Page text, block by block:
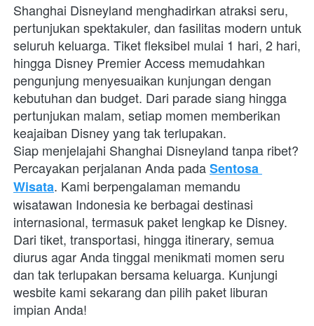
Shanghai Disneyland menghadirkan atraksi seru,
pertunjukan spektakuler, dan fasilitas modern untuk
seluruh keluarga. Tiket fleksibel mulai 1 hari, 2 hari,
hingga Disney Premier Access memudahkan
pengunjung menyesuaikan kunjungan dengan
kebutuhan dan budget. Dari parade siang hingga
pertunjukan malam, setiap momen memberikan
keajaiban Disney yang tak terlupakan.
Siap menjelajahi Shanghai Disneyland tanpa ribet?
Percayakan perjalanan Anda pada Sentosa
Wisata. Kami berpengalaman memandu
wisatawan Indonesia ke berbagai destinasi
internasional, termasuk paket lengkap ke Disney.
Dari tiket, transportasi, hingga itinerary, semua
diurus agar Anda tinggal menikmati momen seru
dan tak terlupakan bersama keluarga. Kunjungi
wesbite kami sekarang dan pilih paket liburan
impian Anda!